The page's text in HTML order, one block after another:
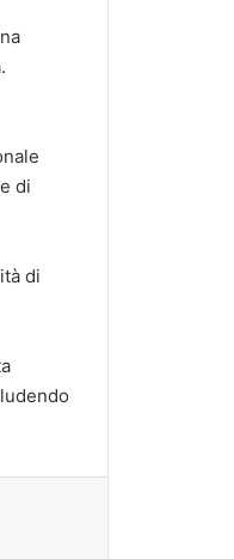
di
di